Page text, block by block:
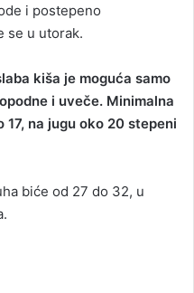
i postepeno
se u utorak.
kiša je moguća samo
i uveče. Minimalna
na jugu oko 20 stepeni
biće od 27 do 32, u